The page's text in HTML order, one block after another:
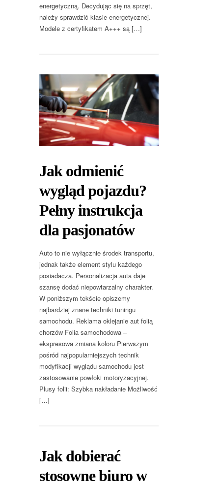
energetyczną. Decydując się na sprzęt,
należy sprawdzić klasie energetycznej.
Modele z certyfikatem A+++ są […]
Jak odmienić
wygląd pojazdu?
Pełny instrukcja
dla pasjonatów
Auto to nie wyłącznie środek transportu,
jednak także element stylu każdego
posiadacza. Personalizacja auta daje
szansę dodać niepowtarzalny charakter.
W poniższym tekście opiszemy
najbardziej znane techniki tuningu
samochodu. Reklama oklejanie aut folią
chorzów Folia samochodowa –
ekspresowa zmiana koloru Pierwszym
pośród najpopularniejszych technik
modyfikacji wyglądu samochodu jest
zastosowanie powłoki motoryzacyjnej.
Plusy folii: Szybka nakładanie Możliwość
[…]
Jak dobierać
stosowne biuro w